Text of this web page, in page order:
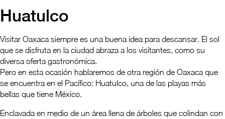
Huatulco
Visitar Oaxaca siempre es una buena idea para descansar. El sol
que se disfruta en la ciudad abraza a los visitantes, como su
diversa oferta gastronómica.
Pero en esta ocasión hablaremos de otra región de Oaxaca que
se encuentra en el Pacífico: Huatulco, una de las playas más
bellas que tiene México.
Enclavada en medio de un área llena de árboles que colindan con